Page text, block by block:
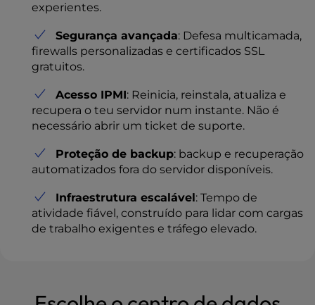
experientes.
Segurança avançada: Defesa multicamada,
firewalls personalizadas e certificados SSL
gratuitos.
Acesso IPMI: Reinicia, reinstala, atualiza e
recupera o teu servidor num instante. Não é
necessário abrir um ticket de suporte.
Proteção de backup: backup e recuperação
automatizados fora do servidor disponíveis.
Infraestrutura escalável: Tempo de
atividade fiável, construído para lidar com cargas
de trabalho exigentes e tráfego elevado.